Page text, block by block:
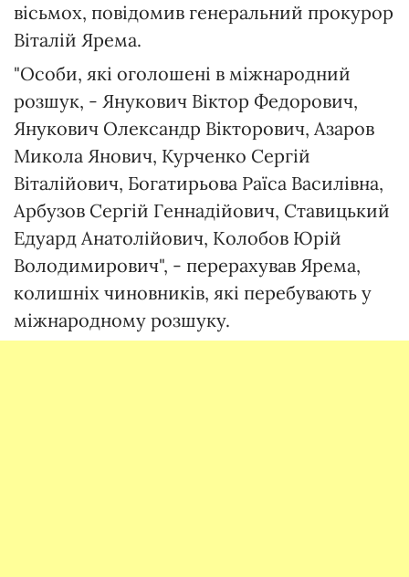
вісьмох, повідомив генеральний прокурор
Віталій Ярема.
"Особи, які оголошені в міжнародний
розшук, - Янукович Віктор Федорович,
Янукович Олександр Вікторович, Азаров
Микола Янович, Курченко Сергій
Віталійович, Богатирьова Раїса Василівна,
Арбузов Сергій Геннадійович, Ставицький
Едуард Анатолійович, Колобов Юрій
Володимирович", - перерахував Ярема,
колишніх чиновників, які перебувають у
міжнародному розшуку.